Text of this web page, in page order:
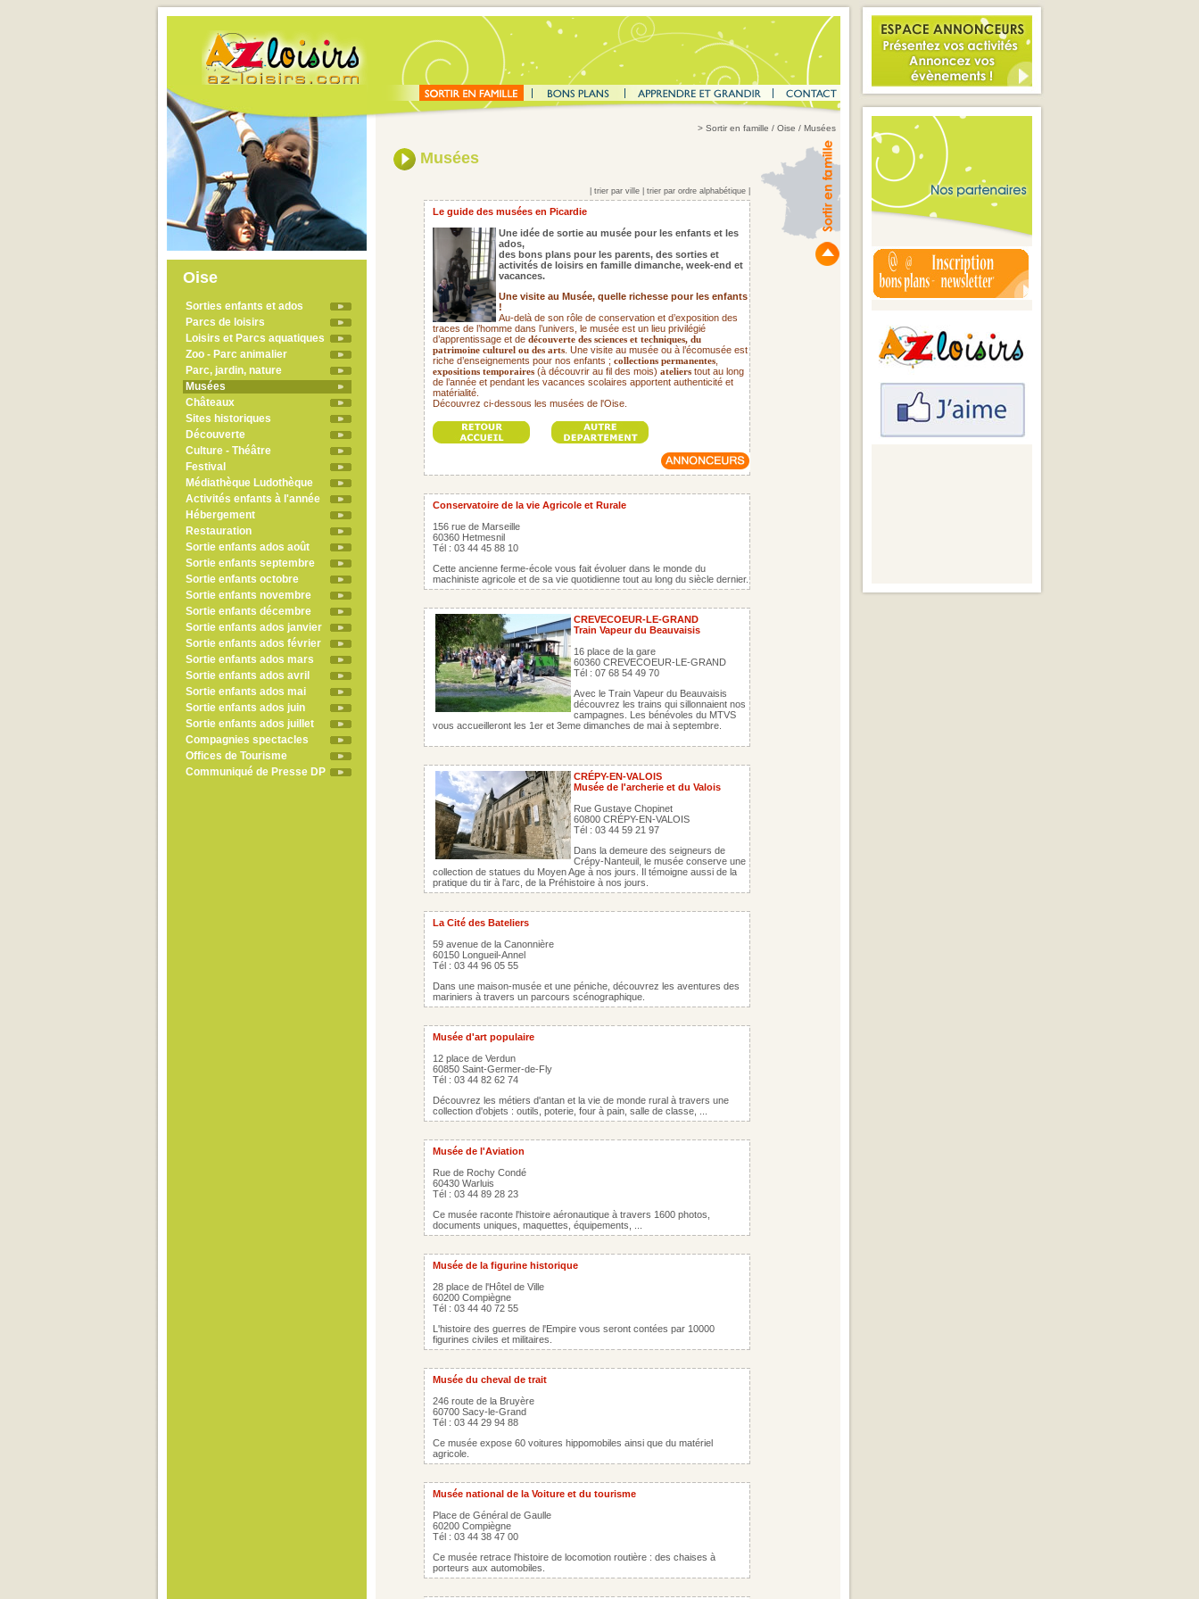
Oise
Sorties enfants et ados
Parcs de loisirs
Loisirs et Parcs aquatiques
Zoo - Parc animalier
Parc, jardin, nature
Musées
Châteaux
Sites historiques
Découverte
Culture - Théâtre
Festival
Médiathèque Ludothèque
Activités enfants à l'année
Hébergement
Restauration
Sortie enfants ados août
Sortie enfants septembre
Sortie enfants octobre
Sortie enfants novembre
Sortie enfants décembre
Sortie enfants ados janvier
Sortie enfants ados février
Sortie enfants ados mars
Sortie enfants ados avril
Sortie enfants ados mai
Sortie enfants ados juin
Sortie enfants ados juillet
Compagnies spectacles
Offices de Tourisme
Communiqué de Presse DP
> Sortir en famille / Oise / Musées
Musées
trier par ville trier par ordre alphabétique
Le guide des musées en Picardie
Une idée de sortie au musée pour les enfants et les
ados,
des bons plans pour les parents, des sorties et
activités de loisirs en famille dimanche, week-end et
vacances.
Une visite au Musée, quelle richesse pour les enfants
!
Au-delà de son rôle de conservation et d’exposition des
traces de l’homme dans l’univers, le musée est un lieu privilégié
d’apprentissage et de découverte des sciences et techniques, du
patrimoine culturel ou des arts . Une visite au musée ou à l’écomusée est
riche d’enseignements pour nos enfants ; collections permanentes
expositions temporaires (à découvrir au fil des mois) ateliers tout au long
de l’année et pendant les vacances scolaires apportent authenticité et
matérialité.
Découvrez ci-dessous les musées de l'Oise.
Conservatoire de la vie Agricole et Rurale
156 rue de Marseille
60360 Hetmesnil
Tél : 03 44 45 88 10
Cette ancienne ferme-école vous fait évoluer dans le monde du
machiniste agricole et de sa vie quotidienne tout au long du siècle dernier.
CREVECOEUR-LE-GRAND
Train Vapeur du Beauvaisis
16 place de la gare
60360 CREVECOEUR-LE-GRAND
Tél : 07 68 54 49 70
Avec le Train Vapeur du Beauvaisis
découvrez les trains qui sillonnaient nos
campagnes. Les bénévoles du MTVS
vous accueilleront les 1er et 3eme dimanches de mai à septembre.
CRÉPY-EN-VALOIS
Musée de l'archerie et du Valois
Rue Gustave Chopinet
60800 CRÉPY-EN-VALOIS
Tél : 03 44 59 21 97
Dans la demeure des seigneurs de
Crépy-Nanteuil, le musée conserve une
collection de statues du Moyen Age à nos jours. Il témoigne aussi de la
pratique du tir à l'arc, de la Préhistoire à nos jours.
La Cité des Bateliers
59 avenue de la Canonnière
60150 Longueil-Annel
Tél : 03 44 96 05 55
Dans une maison-musée et une péniche, découvrez les aventures des
mariniers à travers un parcours scénographique.
Musée d'art populaire
12 place de Verdun
60850 Saint-Germer-de-Fly
Tél : 03 44 82 62 74
Découvrez les métiers d'antan et la vie de monde rural à travers une
collection d'objets : outils, poterie, four à pain, salle de classe, ...
Musée de l'Aviation
Rue de Rochy Condé
60430 Warluis
Tél : 03 44 89 28 23
Ce musée raconte l'histoire aéronautique à travers 1600 photos,
documents uniques, maquettes, équipements, ...
Musée de la figurine historique
28 place de l'Hôtel de Ville
60200 Compiègne
Tél : 03 44 40 72 55
L'histoire des guerres de l'Empire vous seront contées par 10000
figurines civiles et militaires.
Musée du cheval de trait
246 route de la Bruyère
60700 Sacy-le-Grand
Tél : 03 44 29 94 88
Ce musée expose 60 voitures hippomobiles ainsi que du matériel
agricole.
Musée national de la Voiture et du tourisme
Place de Général de Gaulle
60200 Compiègne
Tél : 03 44 38 47 00
Ce musée retrace l'histoire de locomotion routière : des chaises à
porteurs aux automobiles.